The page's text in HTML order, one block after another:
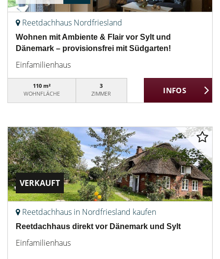
Reetdachhaus Nordfriesland
Wohnen mit Ambiente & Flair vor Sylt und
Dänemark – provisionsfrei mit Südgarten!
Einfamilienhaus
110 m²
WOHNFLÄCHE
3
ZIMMER
VERKAUFT
Reetdachhaus in Nordfriesland kaufen
Reetdachhaus direkt vor Dänemark und Sylt
Einfamilienhaus